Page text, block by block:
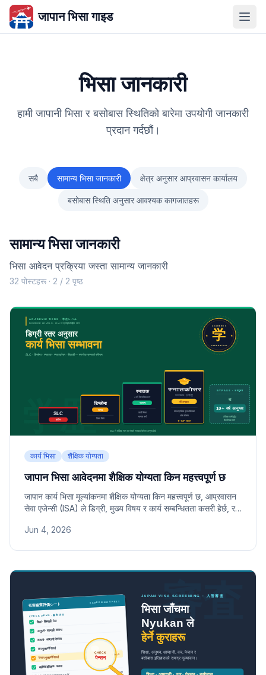
जापान भिसा गाइड
भिसा जानकारी
हामी जापानी भिसा र बसोबास स्थितिको बारेमा उपयोगी जानकारी
प्रदान गर्दछौं।
सबै सामान्य भिसा जानकारी क्षेत्र अनुसार आप्रवासन कार्यालय
बसोबास स्थिति अनुसार आवश्यक कागजातहरू
सामान्य भिसा जानकारी
भिसा आवेदन प्रक्रिया जस्ता सामान्य जानकारी
32 पोस्टहरू · 2 / 2 पृष्ठ
कार्य भिसा शैक्षिक योग्यता
जापान भिसा आवेदनमा शैक्षिक योग्यता किन महत्त्वपूर्ण छ
जापान कार्य भिसा मूल्यांकनमा शैक्षिक योग्यता किन महत्त्वपूर्ण छ, आप्रवासन
सेवा एजेन्सी (ISA) ले डिग्री, मुख्य विषय र कार्य सम्बन्धितता कसरी हेर्छ, र
विस्तृत जानकारी।
Jun 4, 2026